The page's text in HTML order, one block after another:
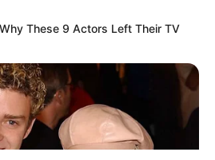
του Γιώργου Κουτσελίνη
These 9 Actors Left Their TV